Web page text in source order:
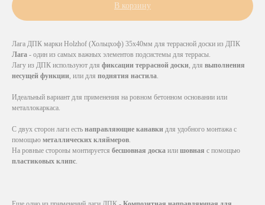
В корзину
Лага ДПК марки Holzhof (Хольцхоф) 35х40мм для террасной доски из ДПК
Лага - один из самых важных элементов подсистемы для террасы.
Лагу из ДПК используют для фиксации террасной доски , для выполнения
несущей функции , или для поднятия настила
Идеальный вариант для применения на ровном бетонном основании или
металлокаркаса.
С двух сторон лаги есть направляющие канавки для удобного монтажа с
помощью металлических кляймеров
На ровные стороны монтируется бесшовная доска или шовная с помощью
пластиковых клипс